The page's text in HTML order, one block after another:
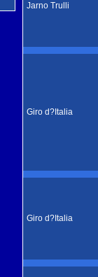
Jarno Trulli
Giro d?Italia
Giro d?Italia